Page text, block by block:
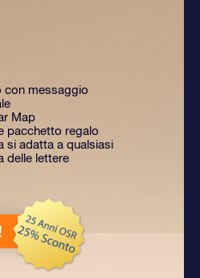
con messaggio
Map
pacchetto regalo
si adatta a qualsiasi
delle lettere